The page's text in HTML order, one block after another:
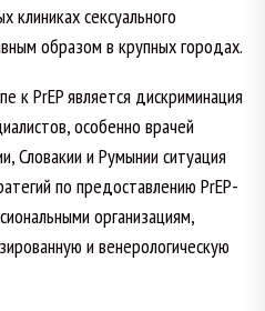
клиниках сексуального
образом в крупных городах.
к PrEP является дискриминация
особенно врачей
Словакии и Румынии ситуация
по предоставлению PrEP-
организациям,
и венерологическую